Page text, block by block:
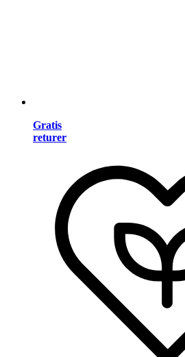
Gratis
returer